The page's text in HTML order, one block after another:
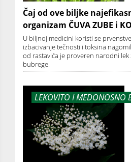
Čaj od ove biljke
organizam ČUVA ZUBE i
U biljnoj medicini koristi se
izbacivanje tečnosti i toksina
od rastavića je proveren narodni lek
bubrege.
LEKOVITO I MEDONOSNO